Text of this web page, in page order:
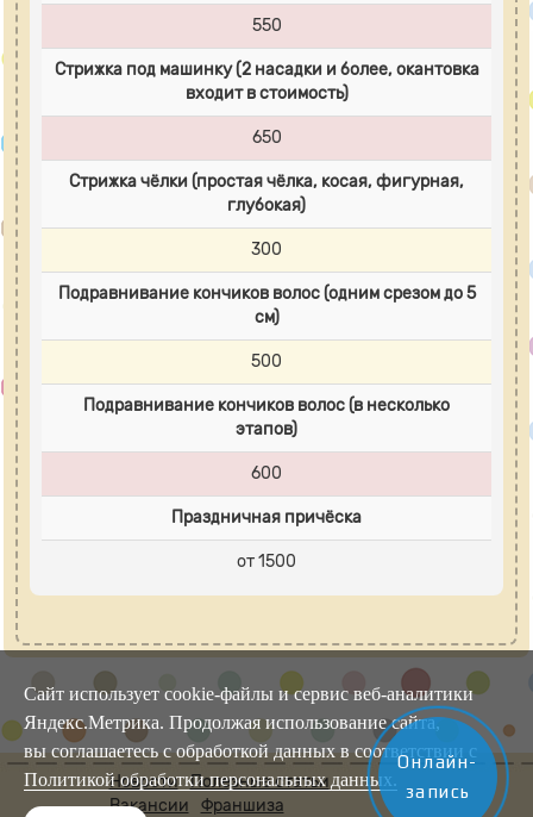
550
Стрижка под машинку (2 насадки и более, окантовка
входит в стоимость)
650
Cтрижка чёлки (простая чёлка, косая, фигурная,
глубокая)
300
Подравнивание кончиков волос (одним срезом до 5
см)
500
Подравнивание кончиков волос (в несколько
этапов)
600
Праздничная причёска
от 1500
Новости Полезные статьи
Вакансии
Франшиза
Сайт использует cookie-файлы и сервис веб-аналитики
Яндекс.Метрика. Продолжая использование сайта,
вы соглашаетесь с обработкой данных в соответствии с
Политикой обработки персональных данных.
Онлайн-
запись